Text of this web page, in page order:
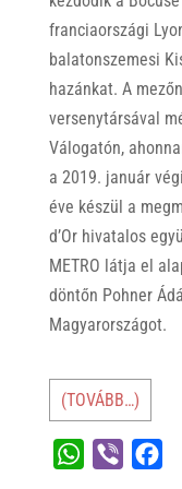
franciaországi
balatonszemesi
hazánkat. A
versenytársával
Válogatón,
a 2019. január
éve készül a
d’Or hivatalos
METRO látja el
döntőn Pohner
Magyarországot.
(TOVÁBB…)